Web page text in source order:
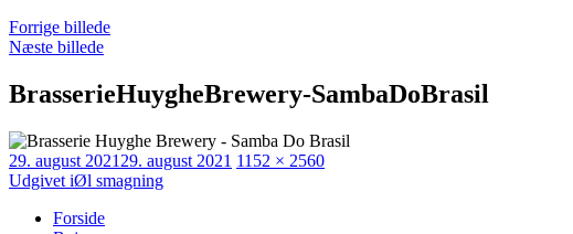
Forrige billede
Næste billede
BrasserieHuygheBrewery-SambaDoBrasil
Udgivet
29. august 2021 29. august 2021 Faktisk
1152 × 2560
Indlægsnavigation
Udgivet iØl smagning
Forside